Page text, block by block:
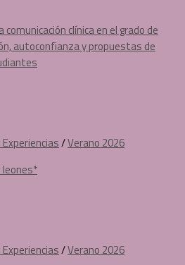
comunicación clínica en el grado de
autoconfianza y propuestas de
/Verano 2026
leones*
/Verano 2026